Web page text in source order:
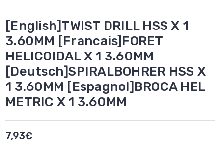
[English]TWIST DRILL HSS X 1
3.60MM [Francais]FORET
HELICOIDAL X 1 3.60MM
[Deutsch]SPIRALBOHRER HSS X
1 3.60MM [Espagnol]BROCA HEL
METRIC X 1 3.60MM
7,93€